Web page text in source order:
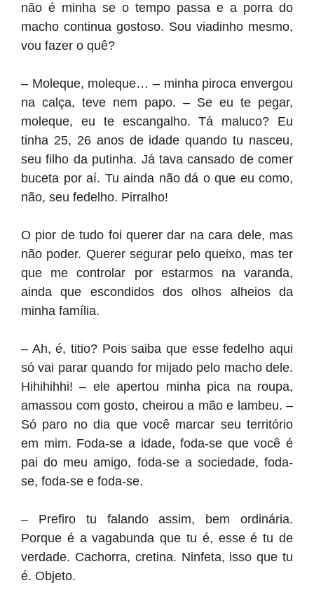
não é minha se o tempo passa e a porra do
macho continua gostoso. Sou viadinho mesmo,
vou fazer o quê?
– Moleque, moleque… – minha piroca envergou
na calça, teve nem papo. – Se eu te pegar,
moleque, eu te escangalho. Tá maluco? Eu
tinha 25, 26 anos de idade quando tu nasceu,
seu filho da putinha. Já tava cansado de comer
buceta por aí. Tu ainda não dá o que eu como,
não, seu fedelho. Pirralho!
O pior de tudo foi querer dar na cara dele, mas
não poder. Querer segurar pelo queixo, mas ter
que me controlar por estarmos na varanda,
ainda que escondidos dos olhos alheios da
minha família.
– Ah, é, titio? Pois saiba que esse fedelho aqui
só vai parar quando for mijado pelo macho dele.
Hihihihhi! – ele apertou minha pica na roupa,
amassou com gosto, cheirou a mão e lambeu. –
Só paro no dia que você marcar seu território
em mim. Foda-se a idade, foda-se que você é
pai do meu amigo, foda-se a sociedade, foda-
se, foda-se e foda-se.
– Prefiro tu falando assim, bem ordinária.
Porque é a vagabunda que tu é, esse é tu de
verdade. Cachorra, cretina. Ninfeta, isso que tu
é. Objeto.